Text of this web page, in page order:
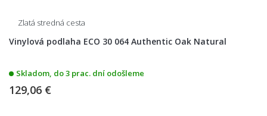
Zlatá stredná cesta
Vinylová podlaha ECO 30 064 Authentic Oak Natural
Skladom, do 3 prac. dní odošleme
129,06 €